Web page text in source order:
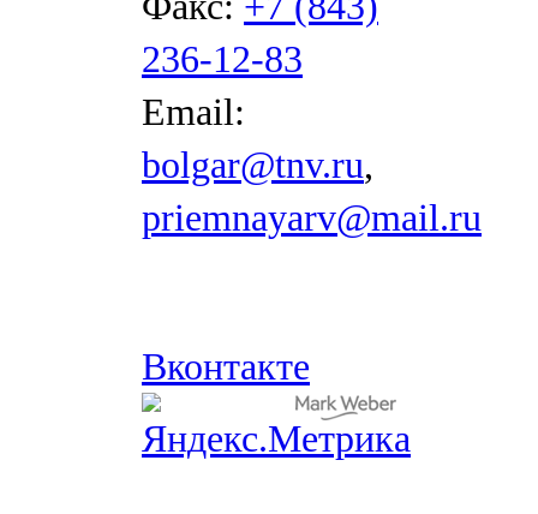
236-12-83
Email:
bolgar@tnv.ru,
priemnayarv@mail.ru
Вконтакте